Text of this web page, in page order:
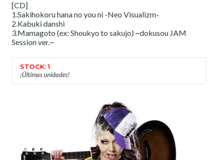
[CD]
1.Sakihokoru hana no you ni -Neo Visualizm-
2.Kabuki danshi
3.Mamagoto (ex: Shoukyo to sakujo) ~dokusou JAM
Session ver.~
STOCK: 1
¡Últimas unidades!